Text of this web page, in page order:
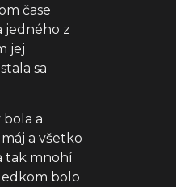
čase
jedného z
jej
sa
a
a všetko
tak mnohí
bolo